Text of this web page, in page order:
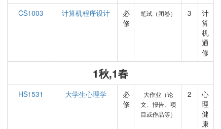
CS1003
计算机程序设计
必
修
笔试（闭卷） 3
计
算
机
通
修
1秋,1春
HS1531 大学生心理学
必
修
大作业（论
文、报告、项
目或作品等）
2
心
理
健
康